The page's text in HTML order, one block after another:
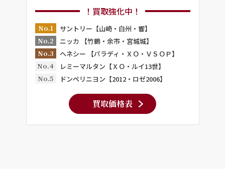
！買取強化中！
No.1
サントリー【山崎・白州・響】
No.2
ニッカ 【竹鶴・余市・宮城城】
No.3
ヘネシー 【パラディ・ＸＯ・ＶＳＯＰ】
No.4
レミーマルタン【ＸＯ・ルイ13世】
No.5
ドンペリニヨン【2012・ロゼ2006】
買取価格表